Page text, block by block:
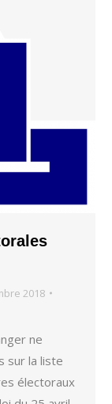
2018
ne
sur la liste
électoraux